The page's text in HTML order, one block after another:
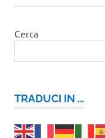
Cerca
TRADUCI IN …